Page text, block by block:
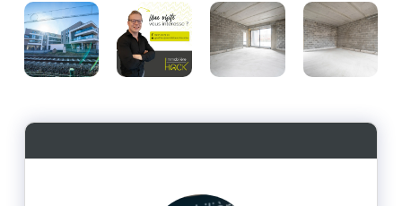
Photo
de
l'album
Photo
de
l'album
Photo
de
l'album
Photo
de
l'album